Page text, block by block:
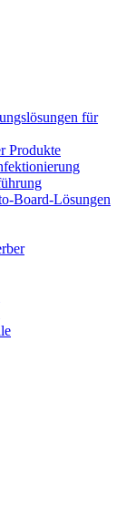
für
Produkte
Board-Lösungen